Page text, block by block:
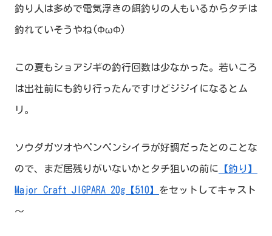
釣り人は多めで電気浮きの餌釣りの人もいるからタチは
釣れていそうやね(ΦωΦ)
この夏もショアジギの釣行回数は少なかった。若いころ
は出社前にも釣り行ったんですけどジジイになるとム
リ。
ソウダガツオやペンペンシイラが好調だったとのことな
ので、まだ居残りがいないかとタチ狙いの前に 【釣り】
Major Craft JIGPARA 20g【510】 をセットしてキャスト
～